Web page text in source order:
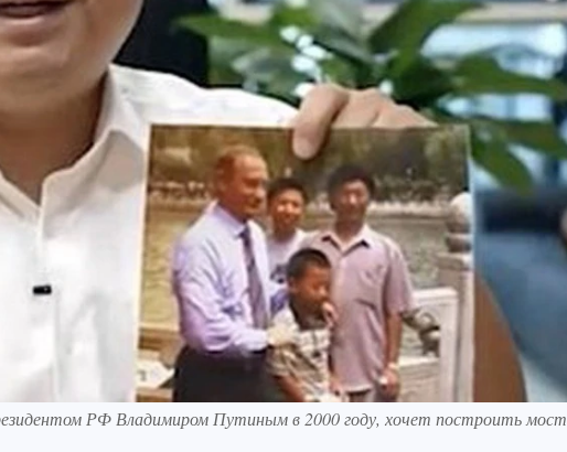
РФ Владимиром Путиным в 2000 году, хочет построить мост